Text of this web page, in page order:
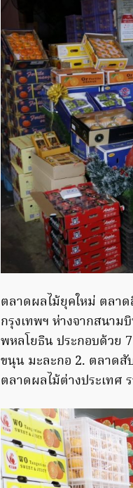
ตลาดผลไม้ยุคใหม่ ตลา
กรุงเทพฯ ห่างจากสนาม
พหลโยธิน ประกอบด้วย
ขนุน มะละกอ 2. ตลาดสั
ตลาดผลไม้ต่างประเทศ